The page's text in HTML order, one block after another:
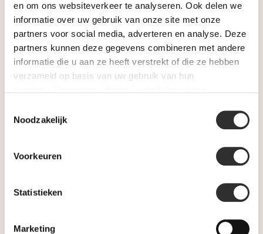
en om ons websiteverkeer te analyseren. Ook delen we
informatie over uw gebruik van onze site met onze
partners voor social media, adverteren en analyse. Deze
partners kunnen deze gegevens combineren met andere
informatie die u aan ze heeft verstrekt of die ze hebben
verzameld op basis van uw gebruik van hun
Noodzakelijk
Voorkeuren
Statistieken
Marketing
Heren Sieraden
SALE
Levertijd & verzendkosten